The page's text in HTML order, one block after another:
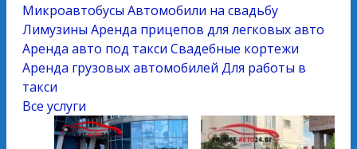
Микроавтобусы Автомобили на свадьбу
Лимузины Аренда прицепов для легковых авто
Аренда авто под такси Свадебные кортежи
Аренда грузовых автомобилей Для работы в
такси
Все услуги